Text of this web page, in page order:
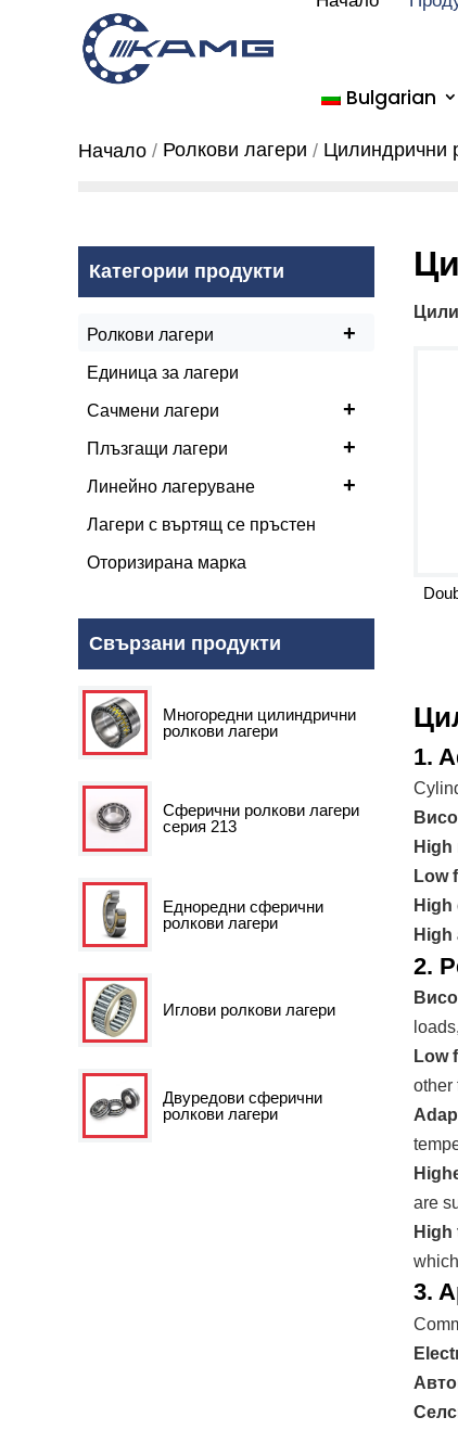
Bulgarian
Начало Ролкови лагери Цилиндрични
Категории продукти
+
Ролкови лагери
Единица за лагери
+
Сачмени лагери
+
Плъзгащи лагери
+
Линейно лагеруване
Лагери с въртящ се пръстен
Оторизирана марка
Свързани продукти
Многоредни цилиндрични
ролкови лагери
Сферични ролкови лагери
серия 213
Едноредни сферични
ролкови лагери
Иглови ролкови лагери
Двуредови сферични
ролкови лагери
1.
Low
2.
Low
other
are
High
3.